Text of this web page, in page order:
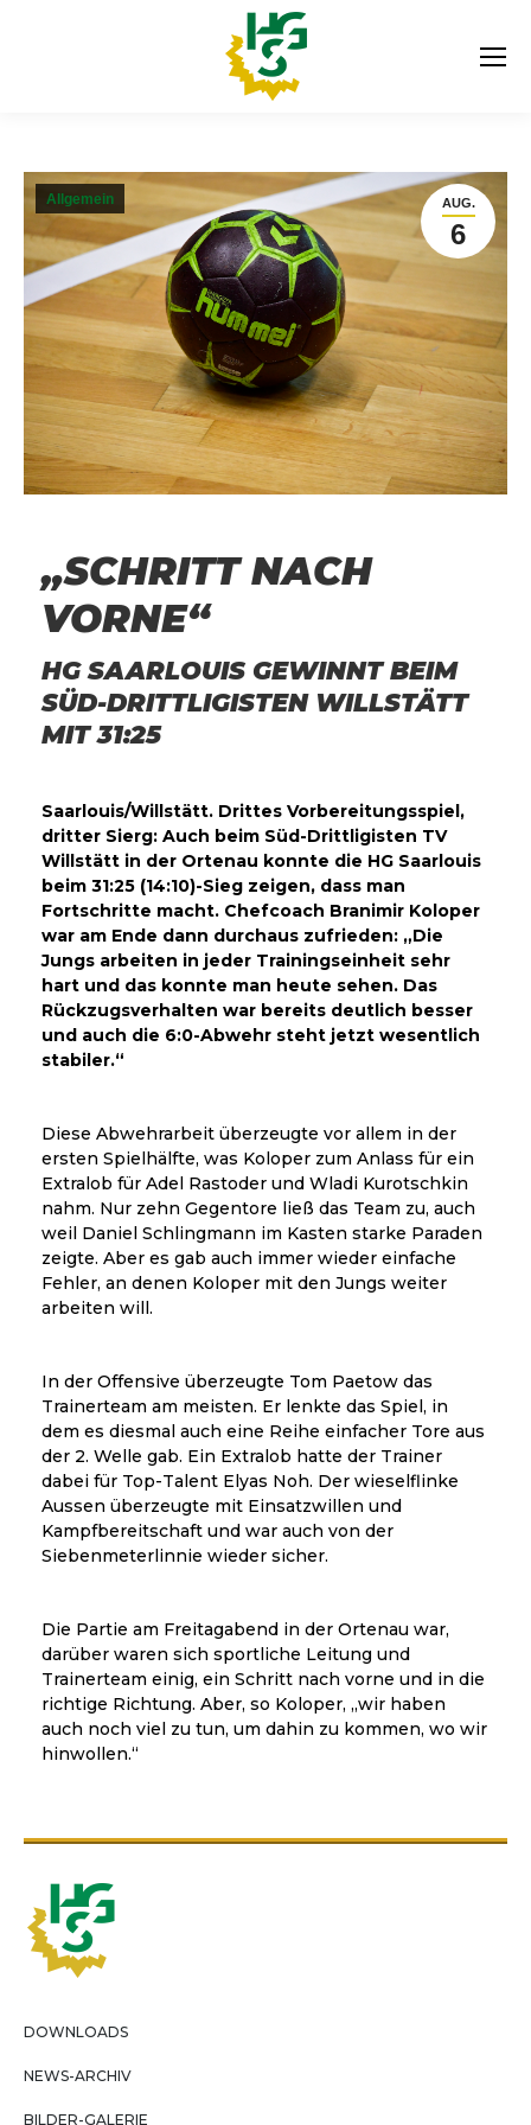
AUG.
6
Allgemein
„SCHRITT NACH
VORNE“
HG SAARLOUIS GEWINNT BEIM
SÜD-DRITTLIGISTEN WILLSTÄTT
MIT 31:25
Saarlouis/Willstätt. Drittes Vorbereitungsspiel,
dritter Sierg: Auch beim Süd-Drittligisten TV
Willstätt in der Ortenau konnte die HG Saarlouis
beim 31:25 (14:10)-Sieg zeigen, dass man
Fortschritte macht. Chefcoach Branimir Koloper
war am Ende dann durchaus zufrieden: „Die
Jungs arbeiten in jeder Trainingseinheit sehr
hart und das konnte man heute sehen. Das
Rückzugsverhalten war bereits deutlich besser
und auch die 6:0-Abwehr steht jetzt wesentlich
stabiler.“
Diese Abwehrarbeit überzeugte vor allem in der
ersten Spielhälfte, was Koloper zum Anlass für ein
Extralob für Adel Rastoder und Wladi Kurotschkin
nahm. Nur zehn Gegentore ließ das Team zu, auch
weil Daniel Schlingmann im Kasten starke Paraden
zeigte. Aber es gab auch immer wieder einfache
Fehler, an denen Koloper mit den Jungs weiter
arbeiten will.
In der Offensive überzeugte Tom Paetow das
Trainerteam am meisten. Er lenkte das Spiel, in
dem es diesmal auch eine Reihe einfacher Tore aus
der 2. Welle gab. Ein Extralob hatte der Trainer
dabei für Top-Talent Elyas Noh. Der wieselflinke
Aussen überzeugte mit Einsatzwillen und
Kampfbereitschaft und war auch von der
Siebenmeterlinnie wieder sicher.
Die Partie am Freitagabend in der Ortenau war,
darüber waren sich sportliche Leitung und
Trainerteam einig, ein Schritt nach vorne und in die
richtige Richtung. Aber, so Koloper, „wir haben
auch noch viel zu tun, um dahin zu kommen, wo wir
hinwollen.“
DOWNLOADS
NEWS-ARCHIV
BILDER-GALERIE